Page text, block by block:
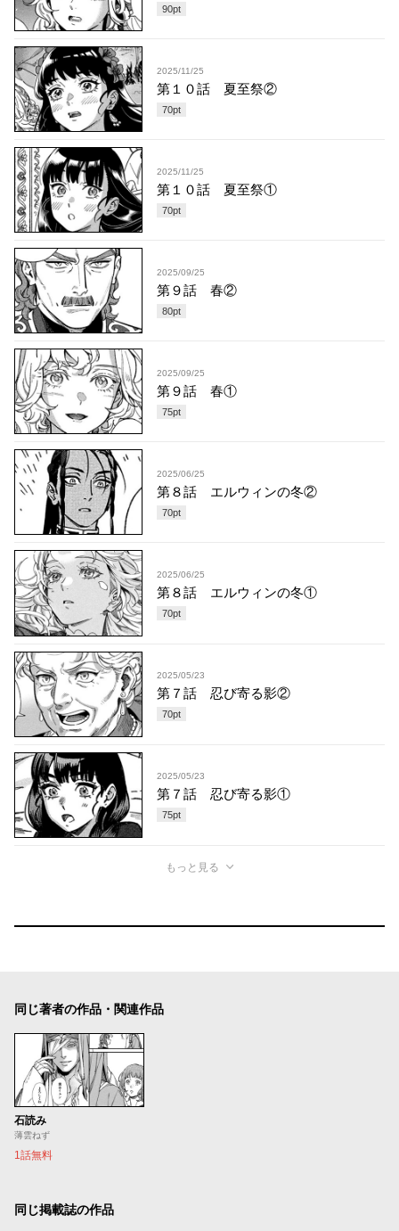
90pt
2025/11/25
第１０話 夏至祭②
70pt
2025/11/25
第１０話 夏至祭①
70pt
2025/09/25
第９話 春②
80pt
2025/09/25
第９話 春①
75pt
2025/06/25
第８話 エルウィンの冬②
70pt
2025/06/25
第８話 エルウィンの冬①
70pt
2025/05/23
第７話 忍び寄る影②
70pt
2025/05/23
第７話 忍び寄る影①
75pt
もっと見る
同じ著者の作品・関連作品
石読み
薄雲ねず
1話無料
同じ掲載誌の作品